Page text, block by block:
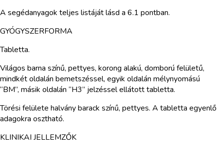
A segédanyagok teljes listáját lásd a 6.1 pontban.
GYÓGYSZERFORMA
Tabletta.
Világos barna színű, pettyes, korong alakú, domború felületű,
mindkét oldalán bemetszéssel, egyik oldalán mélynyomású
“BM”, másik oldalán “H3” jelzéssel ellátott tabletta.
Törési felülete halvány barack színű, pettyes. A tabletta egyenlő
adagokra osztható.
KLINIKAI JELLEMZŐK